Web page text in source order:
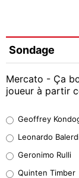
Sondage
Mercato - Ça
joueur à partir
38%
32%
Geoffrey
Leonardo
Geronimo Rulli
Quinten Timber